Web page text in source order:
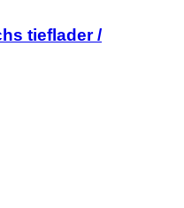
tieflader /